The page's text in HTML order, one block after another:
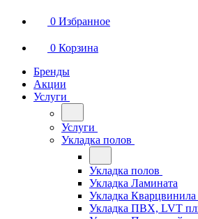
0 Избранное
0 Корзина
Бренды
Акции
Услуги
Услуги
Укладка полов
Укладка полов
Укладка Ламината
Укладка Кварцвинила
Укладка ПВХ, LVT